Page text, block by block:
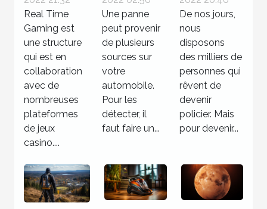
sur Real
Time
Gaming ?
Real Time
Gaming est
une structure
qui est en
collaboration
avec de
nombreuses
plateformes
de jeux
casino....
: Quelle
utilité pour
votre
voiture ?
Une panne
peut provenir
de plusieurs
sources sur
votre
automobile.
Pour les
détecter, il
faut faire un...
De nos jours,
nous
disposons
des milliers de
personnes qui
rêvent de
devenir
policier. Mais
pour devenir...